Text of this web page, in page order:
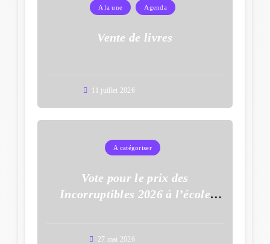
A la une Agenda
Vente de livres
11 juillet 2026
A catégoriser
Vote pour le prix des
Incorruptibles 2026 à l’école
27 mai 2026